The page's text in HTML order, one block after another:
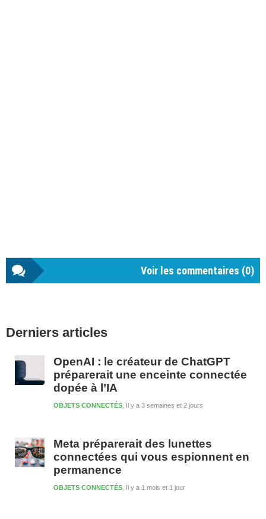
Voir les commentaires (0)
latérale
Derniers articles
OpenAI : le créateur de ChatGPT
préparerait une enceinte connectée
dopée à l’IA
Il y a 3 semaines et 2 jours
OBJETS CONNECTÉS
Meta préparerait des lunettes
connectées qui vous espionnent en
permanence
Il y a 1 mois et 1 jour
OBJETS CONNECTÉS